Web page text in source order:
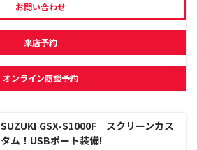
お問い合わせ
来店予約
オンライン商談予約
SUZUKI GSX-S1000F スクリーンカス
タム！USBポート装備!